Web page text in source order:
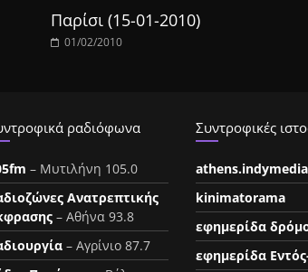
Παρίσι (15-01-2010)
01/02/2010
ραδιόφωνα
– Μυτιλήνη 105.0
Ανατρεπτικής
– Αθήνα 93.8
– Αγρίνιο 87.7
Συντροφικές
athens.indymedia
kinimatorama
εφημερίδα
εφημερίδα